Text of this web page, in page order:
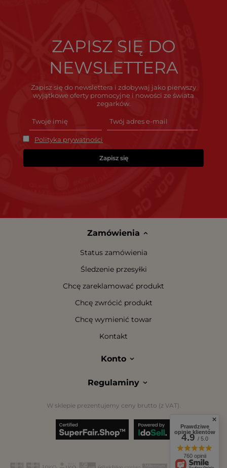
ZAPISZ SIĘ DO
NEWSLETTERA
Zapisz się do newslettera i zdobywaj jako pierwszy
wyjątkowe oferty promocyjne i nowości ze świata
zegarków.
Polityka prywatności
Zapisz się
Zamówienia
Status zamówienia
Śledzenie przesyłki
Chcę zareklamować produkt
Chcę zwrócić produkt
Chcę wymienić towar
Kontakt
Konto
Regulaminy
W sklepie prezentujemy ceny brutto (z VAT).
Prawdziwe
opinie klientów
4.9/ 5.0
760 opinii